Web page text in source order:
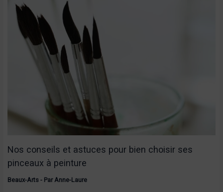
Nos conseils et astuces pour bien choisir ses
pinceaux à peinture
Beaux-Arts- Par Anne-Laure